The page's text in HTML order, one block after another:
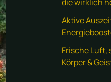
Aktive
Frische Luft,
Körper &